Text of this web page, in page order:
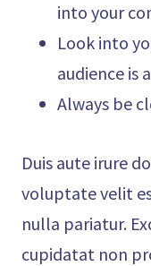
into your
Look into
audience is
Always be
Duis aute irure
voluptate velit
nulla pariatur.
cupidatat non